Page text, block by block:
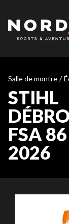
Salle de montre /
STIHL
FSA
2026